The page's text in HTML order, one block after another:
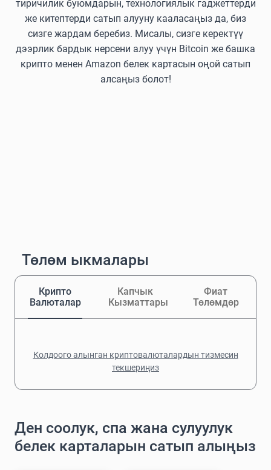
тиричилик буюмдарын, технологиялык гаджеттерди
же китептерди сатып алууну кааласаңыз да, биз
сизге жардам беребиз. Мисалы, сизге керектүү
дээрлик бардык нерсени алуу үчүн Bitcoin же башка
крипто менен Amazon белек картасын оңой сатып
алсаңыз болот!
Төлөм ыкмалары
Крипто
Валюталар
Капчык
Кызматтары
Фиат
Төлөмдөр
Колдоого алынган криптовалюталардын тизмесин
текшериңиз
Ден соолук, спа жана сулуулук
белек карталарын сатып алыңыз